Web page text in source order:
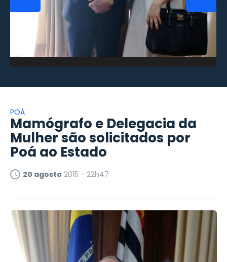
POÁ
Mamógrafo e Delegacia da
Mulher são solicitados por
Poá ao Estado
20 agosto 2015 - 22h47